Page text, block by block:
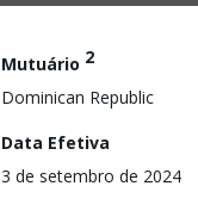
Mutuário 2
Dominican Republic
Data Efetiva
3 de setembro de 2024